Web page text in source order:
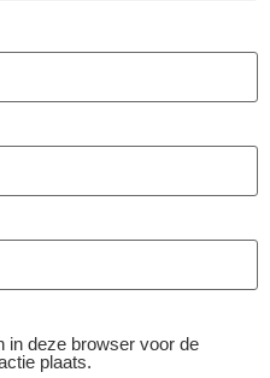
in deze browser voor de
plaats.